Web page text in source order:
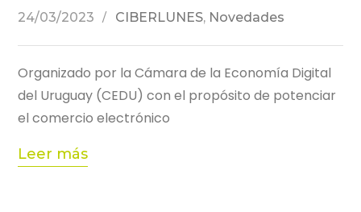
24/03/2023 CIBERLUNES, Novedades
Organizado por la Cámara de la Economía Digital
del Uruguay (CEDU) con el propósito de potenciar
el comercio electrónico
Leer más